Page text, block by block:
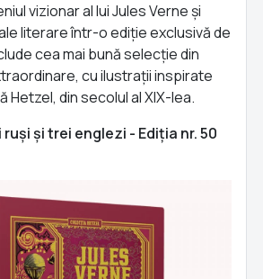
vizionar al lui Jules Verne și
literare într-o ediție exclusivă de
cea mai bună selecție din
cu ilustrații inspirate
Hetzel, din secolul al XIX-lea.
și trei englezi - Ediția nr. 50